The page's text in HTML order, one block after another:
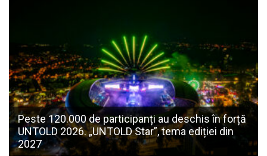
Peste 120.000 de participanți au deschis în forță
UNTOLD 2026. „UNTOLD Star”, tema ediției din
2027